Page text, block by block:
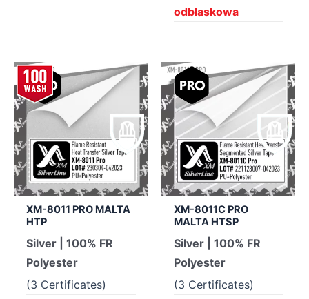
odblaskowa
XM-8011 PRO MALTA
HTP
Silver | 100% FR
Polyester
(3 Certificates)
XM-8011C PRO
MALTA HTSP
Silver | 100% FR
Polyester
(3 Certificates)